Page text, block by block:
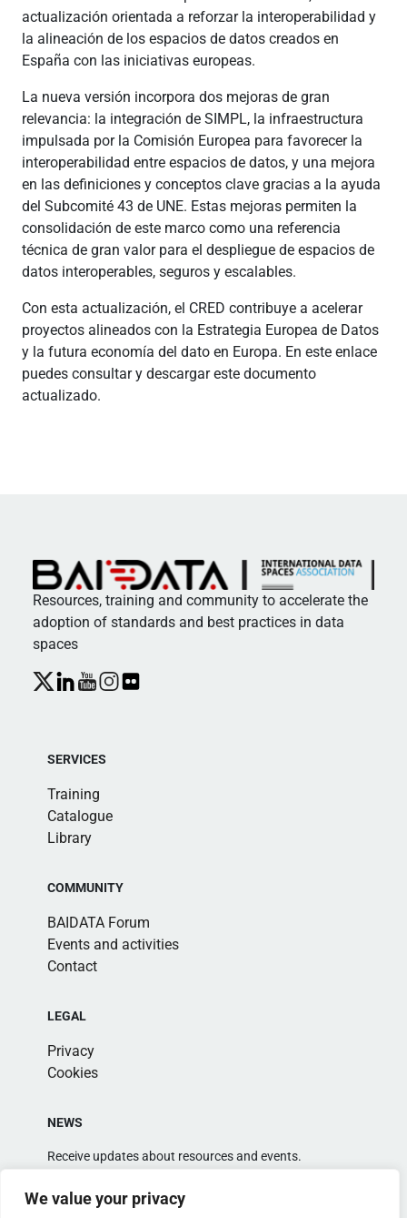
We value your privacy
actualización orientada a reforzar la interoperabilidad y
la alineación de los espacios de datos creados en
España con las iniciativas europeas.
La nueva versión incorpora dos mejoras de gran
relevancia: la integración de SIMPL, la infraestructura
impulsada por la Comisión Europea para favorecer la
interoperabilidad entre espacios de datos, y una mejora
en las definiciones y conceptos clave gracias a la ayuda
del Subcomité 43 de UNE. Estas mejoras permiten la
consolidación de este marco como una referencia
técnica de gran valor para el despliegue de espacios de
datos interoperables, seguros y escalables.
Con esta actualización, el CRED contribuye a acelerar
proyectos alineados con la Estrategia Europea de Datos
y la futura economía del dato en Europa. En este enlace
puedes consultar y descargar este documento
actualizado.
Resources, training and community to accelerate the
adoption of standards and best practices in data
spaces
SERVICES
Training
Catalogue
Library
COMMUNITY
BAIDATA Forum
Events and activities
Contact
LEGAL
Privacy
Cookies
NEWS
Receive updates about resources and events.